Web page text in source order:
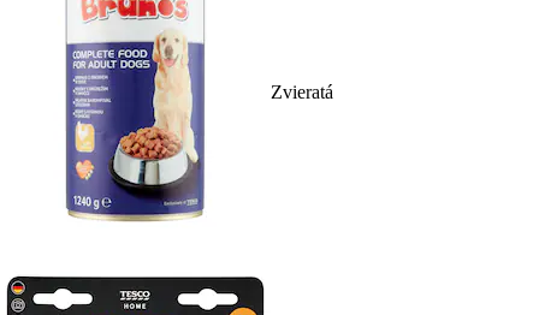
Zvieratá